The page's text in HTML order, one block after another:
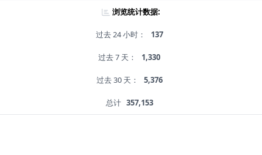
浏览统计数据:
过去 24 小时： 137
过去 7 天： 1,330
过去 30 天： 5,376
总计 357,153